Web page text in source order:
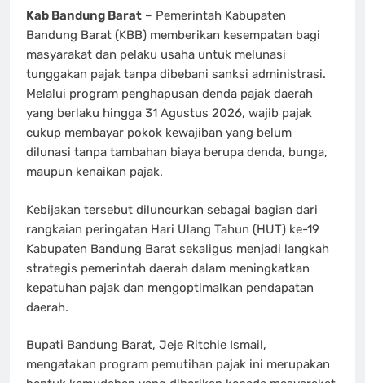
Kab Bandung Barat – Pemerintah Kabupaten
Bandung Barat (KBB) memberikan kesempatan bagi
masyarakat dan pelaku usaha untuk melunasi
tunggakan pajak tanpa dibebani sanksi administrasi.
Melalui program penghapusan denda pajak daerah
yang berlaku hingga 31 Agustus 2026, wajib pajak
cukup membayar pokok kewajiban yang belum
dilunasi tanpa tambahan biaya berupa denda, bunga,
maupun kenaikan pajak.
Kebijakan tersebut diluncurkan sebagai bagian dari
rangkaian peringatan Hari Ulang Tahun (HUT) ke-19
Kabupaten Bandung Barat sekaligus menjadi langkah
strategis pemerintah daerah dalam meningkatkan
kepatuhan pajak dan mengoptimalkan pendapatan
daerah.
Bupati Bandung Barat, Jeje Ritchie Ismail,
mengatakan program pemutihan pajak ini merupakan